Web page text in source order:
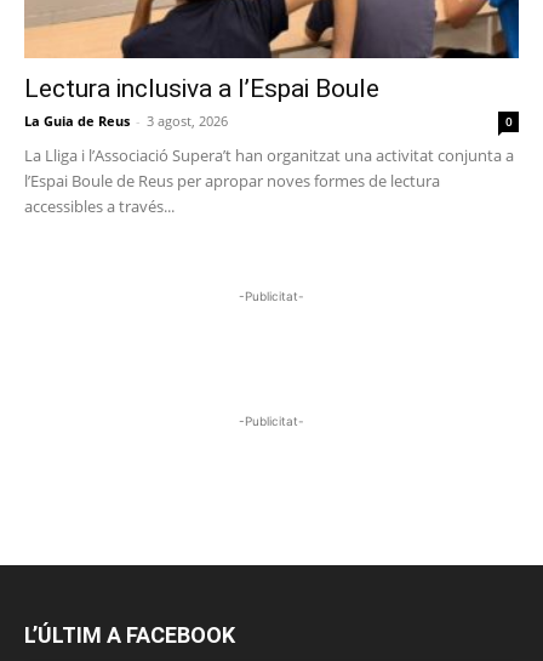
Lectura inclusiva a l’Espai Boule
La Guia de Reus - 3 agost, 2026 0
La Lliga i l’Associació Supera’t han organitzat una activitat conjunta a
l’Espai Boule de Reus per apropar noves formes de lectura
accessibles a través...
-Publicitat-
-Publicitat-
L’ÚLTIM A FACEBOOK